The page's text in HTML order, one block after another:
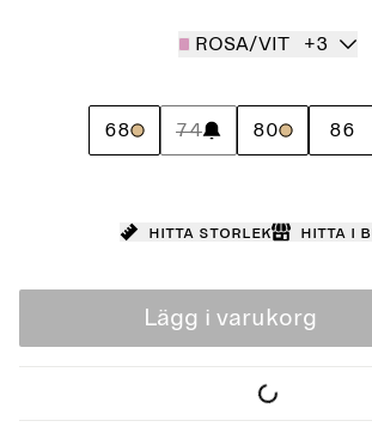
ROSA/VIT +3
68 74 80 86
Hitta storlek Hitta i
Lägg i varukorg